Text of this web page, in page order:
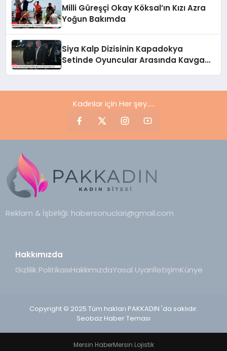
Milli Güreşçi Okay Köksal’ın Kızı Azra
Yoğun Bakımda
Siya Kalp Dizisinin Kapadokya
Setinde Oyuncular Arasında Kavga
Kadınlar için Her şey.....
Reklam & İşbirliği: habersonuclari@gmail.com
Hakkımızda
Gizlilik PolitikasıHakkımızdaYasal UyarıİletişimKünye
Copyright © 2025 Tüm hakları PAKKADIN 'da saklıdır.
Seobaz Haber Teması
Mersin HaberMersin Lojistik